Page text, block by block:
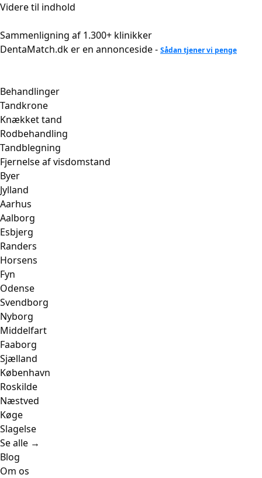
Videre til indhold
Sammenligning af 1.300+ klinikker
DentaMatch.dk er en annonceside - Sådan tjener vi penge
Behandlinger
Tandkrone
Knækket tand
Rodbehandling
Tandblegning
Fjernelse af visdomstand
Byer
Jylland
Aarhus
Aalborg
Esbjerg
Randers
Horsens
Fyn
Odense
Svendborg
Nyborg
Middelfart
Faaborg
Sjælland
København
Roskilde
Næstved
Køge
Slagelse
Se alle →
Blog
Om os